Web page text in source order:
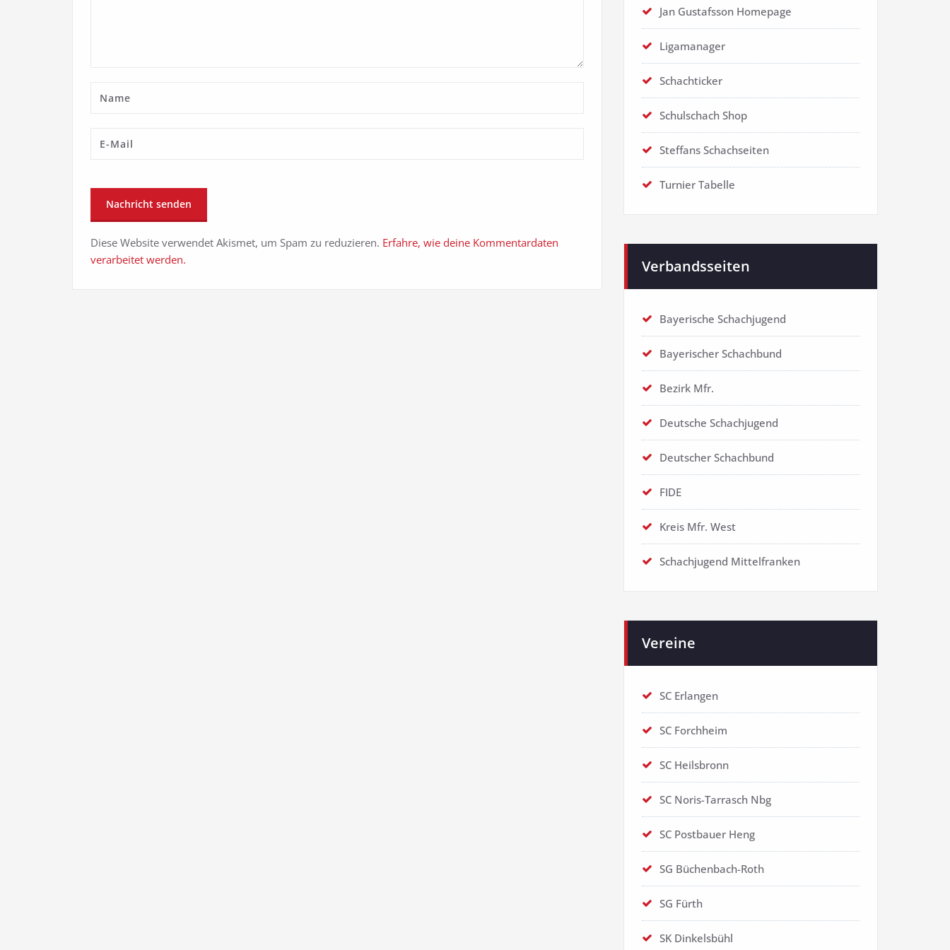
Diese Website verwendet Akismet, um Spam zu reduzieren. Erfahre, wie deine Kommentardaten
verarbeitet werden.
Jan Gustafsson Homepage
Ligamanager
Schachticker
Schulschach Shop
Steffans Schachseiten
Turnier Tabelle
Verbandsseiten
Bayerische Schachjugend
Bayerischer Schachbund
Bezirk Mfr.
Deutsche Schachjugend
Deutscher Schachbund
FIDE
Kreis Mfr. West
Schachjugend Mittelfranken
Vereine
SC Erlangen
SC Forchheim
SC Heilsbronn
SC Noris-Tarrasch Nbg
SC Postbauer Heng
SG Büchenbach-Roth
SG Fürth
SK Dinkelsbühl